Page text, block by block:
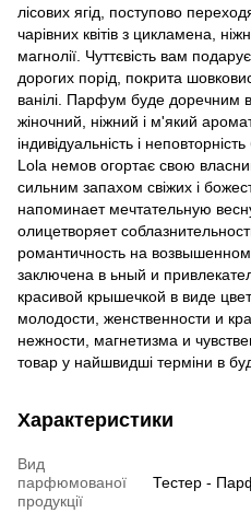
лісових ягід, поступово
чарівних квітів з цикламена,
магнолії. Чуттєвість вам
дорогих порід, покрита
ванілі. Парфум буде доречним
жіночний, ніжний і м'який
індивідуальність і
Lolа немов огортає свою
сильним запахом свіжих і
напоминает мечтательную
олицетворяет
романтичность на
заключена в ьный и
красивой крышечкой в виде
молодости, женственности и
нежности, магнетизма и
товар у найшвидші терміни в
Характеристики
Вид
парфюмованої
продукції
Тестер -